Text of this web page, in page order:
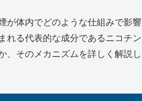
が体内でどのような仕組みで影響
れる代表的な成分であるニコチン
、そのメカニズムを詳しく解説し